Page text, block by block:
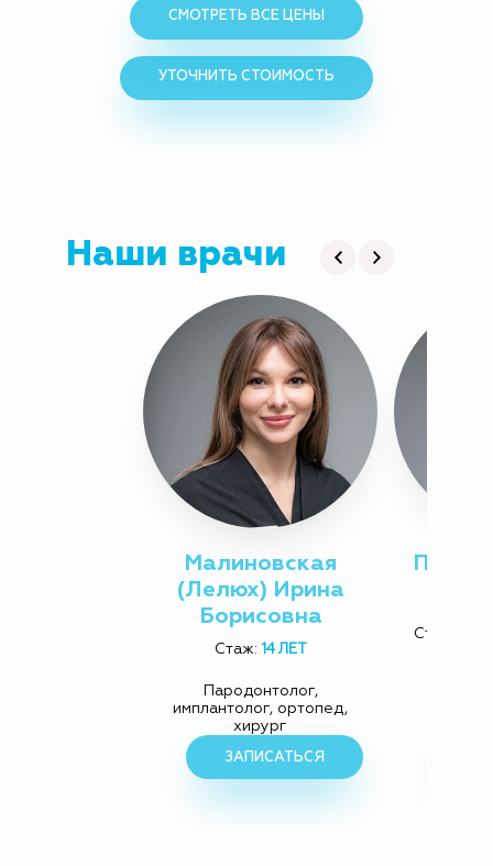
CМОТРЕТЬ ВСЕ ЦЕНЫ
УТОЧНИТЬ СТОИМОСТЬ
Наши врачи
Малиновская
(Лелюх) Ирина
Борисовна
Стаж: 14 ЛЕТ
Пародонтолог,
имплантолог, ортопед,
хирург
ЗАПИСАТЬСЯ
Старший